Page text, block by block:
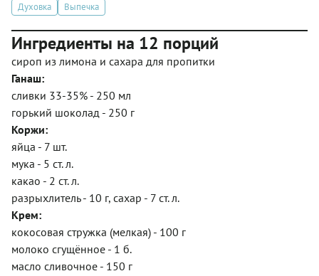
Духовка Выпечка
Ингредиенты на 12 порций
сироп из лимона и сахара для пропитки
Ганаш:
сливки 33-35% - 250 мл
горький шоколад - 250 г
Коржи:
яйца - 7 шт.
мука - 5 ст. л.
какао - 2 ст. л.
разрыхлитель - 10 г, сахар - 7 ст. л.
Крем:
кокосовая стружка (мелкая) - 100 г
молоко сгущённое - 1 б.
масло сливочное - 150 г